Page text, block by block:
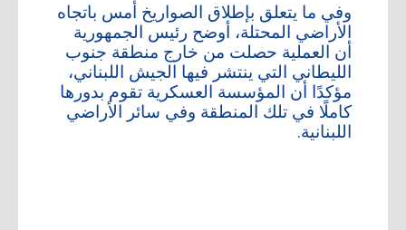
وفي ما يتعلق بإطلاق الصواريخ أمس باتجاه
الأراضي المحتلة، أوضح رئيس الجمهورية
أن العملية حصلت من خارج منطقة جنوب
الليطاني التي ينتشر فيها الجيش اللبناني،
مؤكدًا أن المؤسسة العسكرية تقوم بدورها
كاملًا في تلك المنطقة وفي سائر الأراضي
اللبنانية.